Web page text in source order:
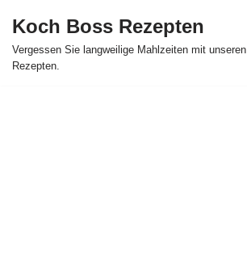
Skip
to
Koch Boss Rezepten
Vergessen Sie langweilige Mahlzeiten mit unseren
Rezepten.